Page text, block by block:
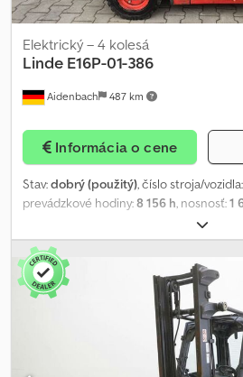
Aidenbach 487 km
Elektrický – 4 kolesá
Linde E16P-01-386
Informácia o cene
Stav:dobrý (použitý), číslo stroja/vozidla:
prevádzkové hodiny:8 156 h, nosnosť:1
1 520 mm,
veľkosť prednej pneumatiky:18x7-8,
16x6-8, celková hmotnosť: 2 415 kg
,
výrobca: Linde Crjdoyig Trjpfx Ak Asf